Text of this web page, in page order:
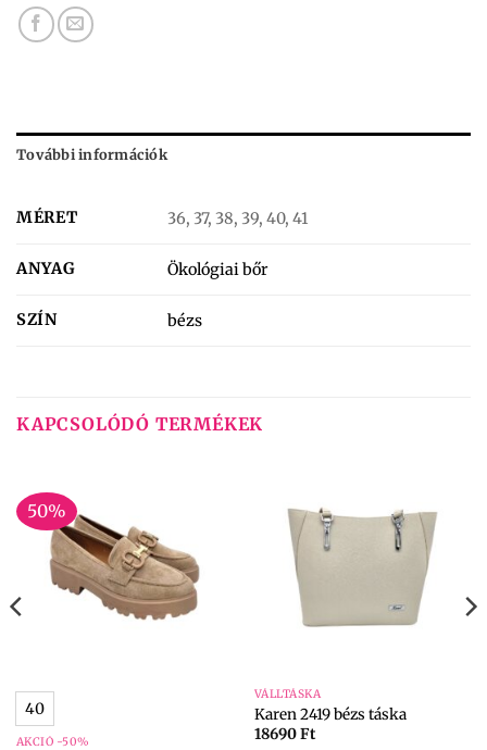
További információk
MÉRET 36, 37, 38, 39, 40, 41
ANYAG Ökológiai bőr
SZÍN bézs
KAPCSOLÓDÓ TERMÉKEK
50%
40
AKCIÓ -50%
VÁLLTÁSKA
Karen 2419 bézs táska
18690Ft